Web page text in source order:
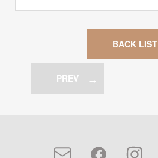
BACK LIST
PREV